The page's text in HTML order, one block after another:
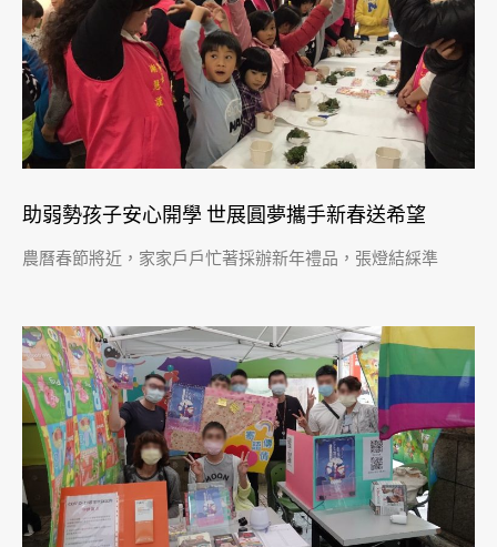
助弱勢孩子安心開學 世展圓夢攜手新春送希望
農曆春節將近，家家戶戶忙著採辦新年禮品，張燈結綵準